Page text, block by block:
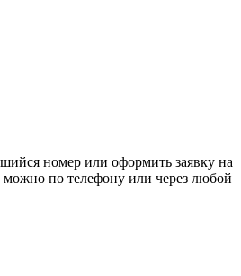
номер или оформить заявку на
по телефону или через любой